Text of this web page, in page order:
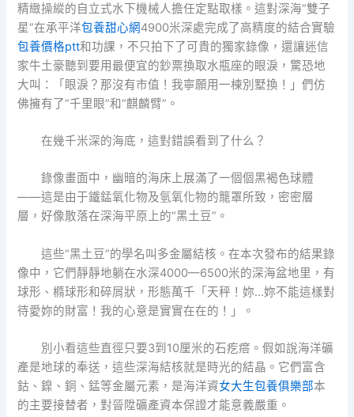
精緻操縱的自立式水下機械人擔任定點取樣。這對深海“雙子
星”在承平洋包養甜心網4900米深處完成了高精度的結合實驗
包養價格ptt和功課，不只拍下了可貴的獨家錄像，還讓迷信
家牛土豪聽到要用最便宜的鈔票換取水瓶座的眼淚，驚恐地
大叫：「眼淚？那沒有市值！我寧願用一棟別墅換！」們仿
佛擁有了“千里眼”和“麒麟臂”。
在幾千米深的海底，這對錯誤看到了什么？
錄像畫面中，幽暗的海床上展滿了一個個黑褐色球體
——這是由于鐵錳氧化物及氫氧化物的籠罩所致，密密層
層，好像散落在深海平原上的“黑土豆”。
這些“黑土豆”的學名叫多金屬結核。在本次發布的結果錄
像中，它們靜靜地躺在水深4000—6500米的深海盆地里，有
球形、橢球形和碎屑狀，形態萬千「天秤！妳…妳不能這樣對
待愛妳的財富！我的心意是實實在在的！」。
別小看這些直徑只要3到10厘米的石疙瘩。假如說海洋礦
產是地球的奉送，這些深海結核就是時光的結晶。它們富含
鈷、鎳、銅、錳等金屬元素，是海洋資女大生包養俱樂部本
的主要接替者，對晉陞礦產資本保證才能意義嚴重。